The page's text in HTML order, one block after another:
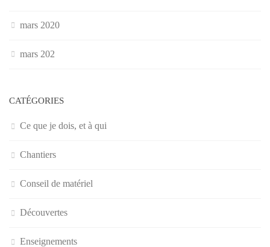
mars 2020
mars 202
CATÉGORIES
Ce que je dois, et à qui
Chantiers
Conseil de matériel
Découvertes
Enseignements